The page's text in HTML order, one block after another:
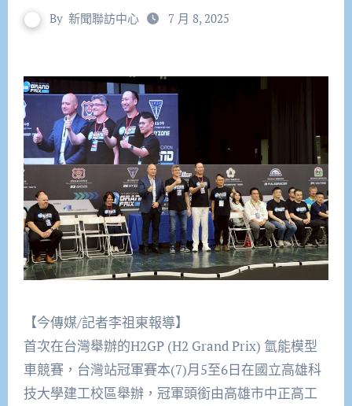
By 新聞聯訪中心 7 月 8, 2025
【今傳媒/記者李祖東報導】
首次在台灣舉辦的H2GP (H2 Grand Prix) 氫能模型
車競賽，台灣站冠軍賽本(7)月5至6日在國立高雄科
技大學建工校區舉辦，冠軍頭銜由高雄市中正高工